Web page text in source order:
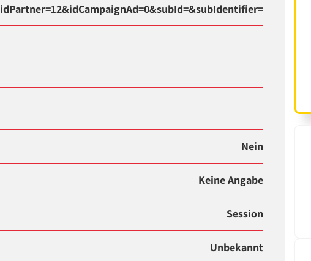
idPartner=12&idCampaignAd=0&subId=&subIdentifier=
Nein
Keine Angabe
Session
Unbekannt